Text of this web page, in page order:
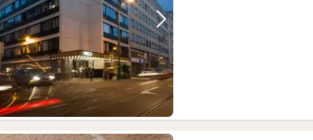
Föregående bild Nästa bild